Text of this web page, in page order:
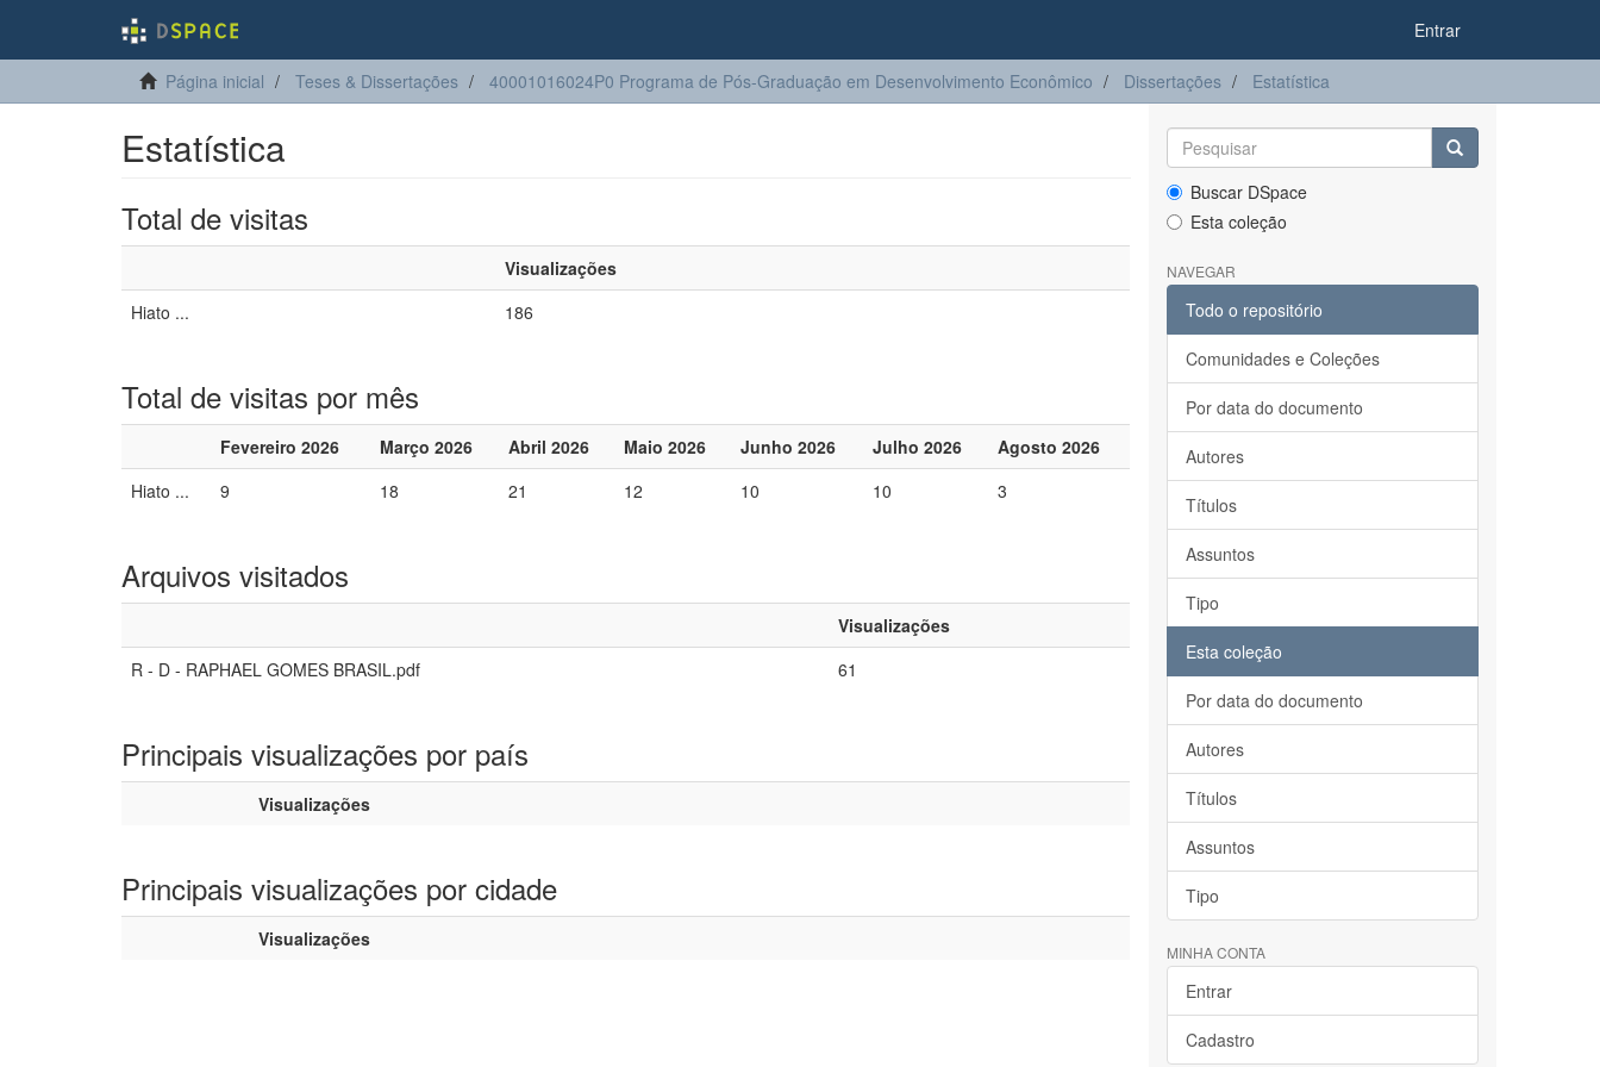
Entrar
Página inicial Teses & Dissertações 40001016024P0 Programa de Pós-Graduação em Desenvolvimento Econômico Dissertações Estatística
Estatística
Total de visitas
Visualizações
Hiato ...
186
Total de visitas por mês
Fevereiro 2026 Março 2026 Abril 2026 Maio 2026 Junho 2026 Julho 2026
Agosto 2026
Hiato ...
9 18 21 12 10 10 3
Arquivos visitados
Visualizações
R - D - RAPHAEL GOMES BRASIL.pdf
61
Principais visualizações por país
Visualizações
Principais visualizações por cidade
Visualizações
Buscar DSpace
Esta coleção
NAVEGAR
Todo o repositório
Comunidades e Coleções
Por data do documento
Autores
Títulos
Assuntos
Tipo
Esta coleção
Por data do documento
Autores
Títulos
Assuntos
Tipo
MINHA CONTA
Entrar
Cadastro